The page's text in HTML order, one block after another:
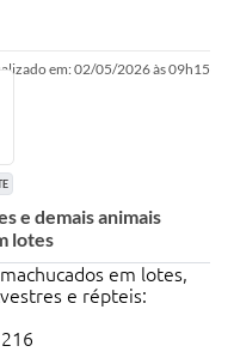
em: 02/05/2026 às 09h15
e demais animais
lotes
em lotes,
e répteis: